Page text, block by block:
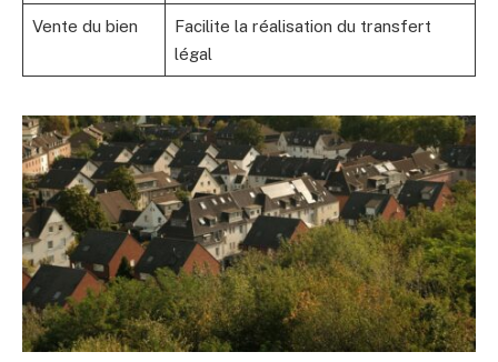
Vente du bien
Facilite la réalisation du transfert
légal